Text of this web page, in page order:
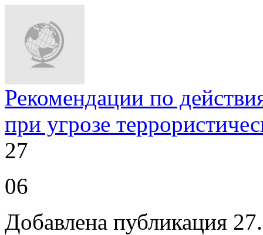
Рекомендации по
при угрозе
27
06
Добавлена публикация